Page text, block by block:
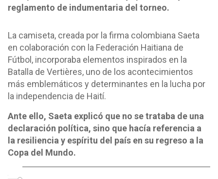
reglamento de indumentaria del torneo.
La camiseta, creada por la firma colombiana Saeta
en colaboración con la Federación Haitiana de
Fútbol, incorporaba elementos inspirados en la
Batalla de Vertières, uno de los acontecimientos
más emblemáticos y determinantes en la lucha por
la independencia de Haití.
Ante ello, Saeta explicó que no se trataba de una
declaración política, sino que hacía referencia a
la resiliencia y espíritu del país en su regreso a la
Copa del Mundo.